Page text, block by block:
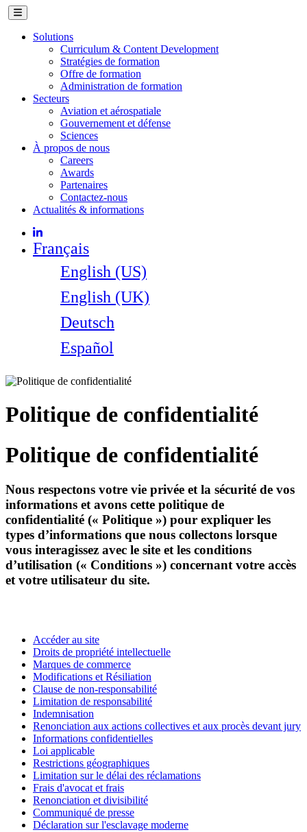
Solutions
Curriculum & Content Development
Stratégies de formation
Offre de formation
Administration de formation
Secteurs
Aviation et aérospatiale
Gouvernement et défense
Sciences
À propos de nous
Careers
Awards
Partenaires
Contactez-nous
Actualités & informations
Français
English (US)
English (UK)
Deutsch
Español
Politique de confidentialité
Politique de confidentialité
Nous respectons votre vie privée et la sécurité de vos
informations et avons cette politique de
confidentialité (« Politique ») pour expliquer les
types d’informations que nous collectons lorsque
vous interagissez avec le site et les conditions
d’utilisation (« Conditions ») concernant votre accès
et votre utilisateur du site.
Accéder au site
Droits de propriété intellectuelle
Marques de commerce
Modifications et Résiliation
Clause de non-responsabilité
Limitation de responsabilité
Indemnisation
Renonciation aux actions collectives et aux procès devant jury
Informations confidentielles
Loi applicable
Restrictions géographiques
Limitation sur le délai des réclamations
Frais d'avocat et frais
Renonciation et divisibilité
Communiqué de presse
Déclaration sur l'esclavage moderne